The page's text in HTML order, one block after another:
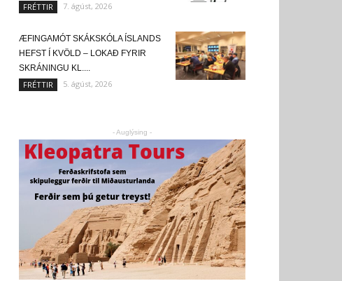
FRÉTTIR 7. ágúst, 2026
ÆFINGAMÓT SKÁKSKÓLA ÍSLANDS
HEFST Í KVÖLD – LOKAÐ FYRIR
SKRÁNINGU KL....
FRÉTTIR 5. ágúst, 2026
- Auglýsing -